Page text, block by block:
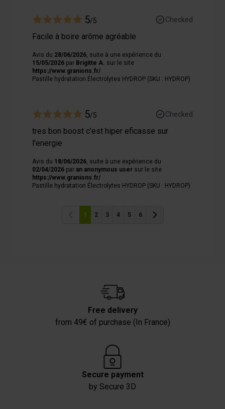
5/5 Checked
Facile à boire arôme agréable
Avis du 28/06/2026 , suite à une expérience du
15/05/2026 par Brigitte A. sur le site
https://www.granions.fr/
Pastille hydratation Électrolytes HYDROP (SKU : HYDROP)
5/5 Checked
tres bon boost c'est hiper eficasse sur
l'energie
Avis du 18/06/2026 , suite à une expérience du
02/04/2026 par an anonymous user sur le site
https://www.granions.fr/
Pastille hydratation Électrolytes HYDROP (SKU : HYDROP)
Previous
1 2 3 4 5 6
Previous
Free delivery
from 49€ of purchase (In France)
Secure payment
by Secure 3D